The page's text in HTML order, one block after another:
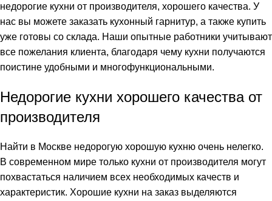
недорогие кухни от производителя, хорошего качества. У
нас вы можете заказать кухонный гарнитур, а также купить
уже готовы со склада. Наши опытные работники учитывают
все пожелания клиента, благодаря чему кухни получаются
поистине удобными и многофункциональными.
Недорогие кухни хорошего качества от
производителя
Найти в Москве недорогую хорошую кухню очень нелегко.
В современном мире только кухни от производителя могут
похвастаться наличием всех необходимых качеств и
характеристик. Хорошие кухни на заказ выделяются